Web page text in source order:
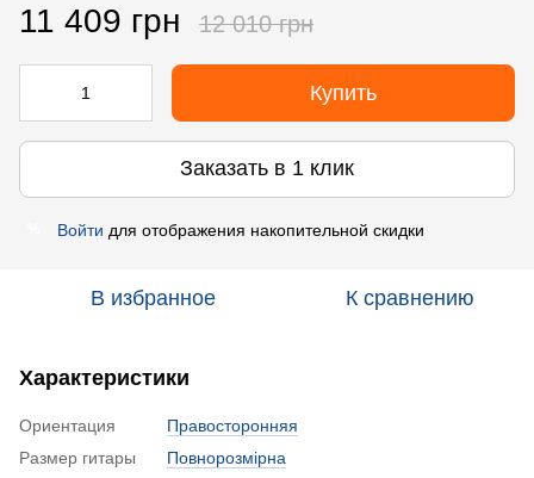
11 409 грн 12 010 грн
Купить
Заказать в 1 клик
Войти для отображения накопительной скидки
В избранное К сравнению
Характеристики
Ориентация
Правосторонняя
Размер гитары
Повнорозмірна